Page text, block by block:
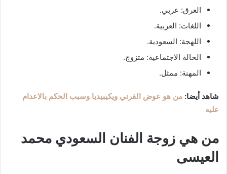
العرق: عربي.
اللغات: العربية.
اللهجة: السعودية.
الحالة الاجتماعية: متزوج.
المهنة: ممثل.
شاهد أيضا: من هو عوض القرني ويكيبيديا وسبب الحكم بالاعدام
عليه
من هي زوجة الفنان السعودي محمد
العيسى